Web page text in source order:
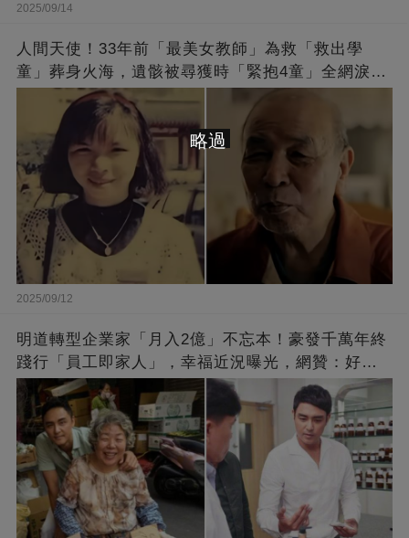
2025/09/14
人間天使！33年前「最美女教師」為救「救出學
童」葬身火海，遺骸被尋獲時「緊抱4童」全網淚
崩：真正的英雄不該被遺忘
2025/09/12
明道轉型企業家「月入2億」不忘本！豪發千萬年終
踐行「員工即家人」，幸福近況曝光，網贊：好老
闆的福報
略過